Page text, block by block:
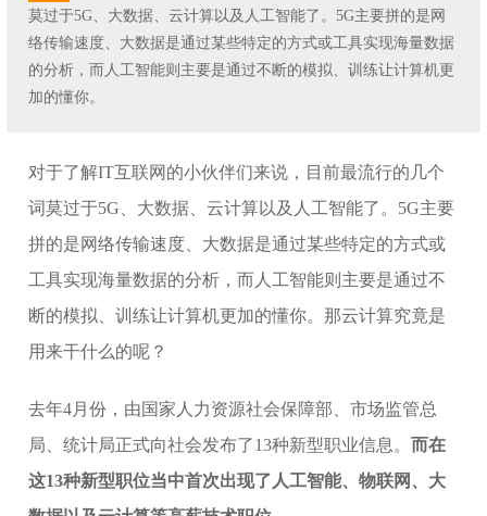
莫过于5G、大数据、云计算以及人工智能了。5G主要拼的是网
络传输速度、大数据是通过某些特定的方式或工具实现海量数据
的分析，而人工智能则主要是通过不断的模拟、训练让计算机更
加的懂你。
对于了解IT互联网的小伙伴们来说，目前最流行的几个
词莫过于5G、大数据、云计算以及人工智能了。5G主要
拼的是网络传输速度、大数据是通过某些特定的方式或
工具实现海量数据的分析，而人工智能则主要是通过不
断的模拟、训练让计算机更加的懂你。那云计算究竟是
用来干什么的呢？
去年4月份，由国家人力资源社会保障部、市场监管总
局、统计局正式向社会发布了13种新型职业信息。而在
这13种新型职位当中首次出现了人工智能、物联网、大